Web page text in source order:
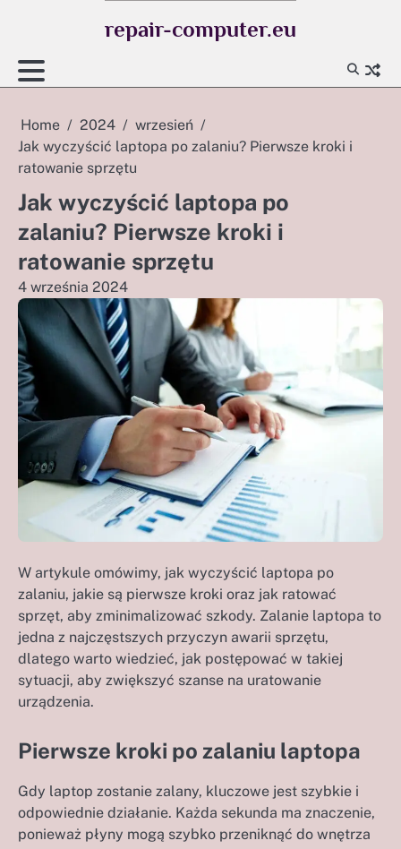
repair-computer.eu
Home 2024
wrzesień
Jak wyczyścić laptopa po zalaniu? Pierwsze kroki i
ratowanie sprzętu
Jak wyczyścić laptopa po
zalaniu? Pierwsze kroki i
ratowanie sprzętu
4 września 2024
W artykule omówimy, jak wyczyścić laptopa po
zalaniu, jakie są pierwsze kroki oraz jak ratować
sprzęt, aby zminimalizować szkody. Zalanie laptopa to
jedna z najczęstszych przyczyn awarii sprzętu,
dlatego warto wiedzieć, jak postępować w takiej
sytuacji, aby zwiększyć szanse na uratowanie
urządzenia.
Pierwsze kroki po zalaniu laptopa
Gdy laptop zostanie zalany, kluczowe jest szybkie i
odpowiednie działanie. Każda sekunda ma znaczenie,
ponieważ płyny mogą szybko przeniknąć do wnętrza